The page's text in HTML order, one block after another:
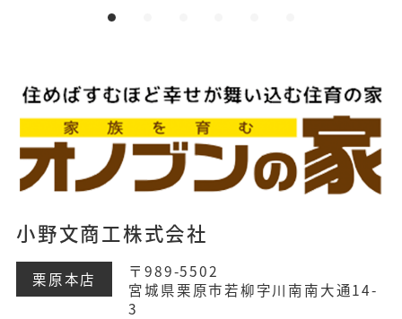
小野文商工株式会社
栗原本店
〒989-5502
宮城県栗原市若柳字川南南大通14-
3